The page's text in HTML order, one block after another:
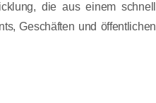
die aus einem schnell
Geschäften und öffentlichen